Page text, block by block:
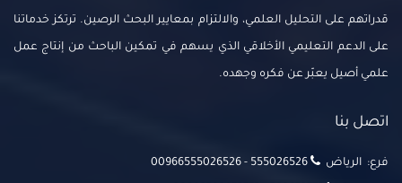
قدراتهم على التحليل العلمي، والالتزام بمعايير البحث الرصين. ترتكز خدماتنا
على الدعم التعليمي الأخلاقي الذي يسهم في تمكين الباحث من إنتاج عمل
علمي أصيل يعبّر عن فكره وجهده.
اتصل بنا
فرع: الرياض 00966555026526‬‬ - 555026526‬‬